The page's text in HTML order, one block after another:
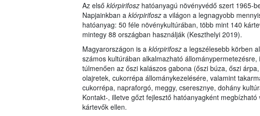
Az első klórpirifoszhatóanyagú növényvédő szert 1965-
Napjainkban a klórpirifosza világon a legnagyobb
hatóanyag: 50 féle növénykultúrában, több mint 140
mintegy 88 országban használják (Keszthelyi 2019).
Magyarországon is a klórpirifosza legszélesebb körben
számos kultúrában alkalmazható
túlmenően az őszi kalászos gabona (őszi búza, őszi
olajretek, cukorrépa állománykezelésére, valamint
cukorrépa, napraforgó, meggy, cseresznye, dohány
Kontakt-, illetve gőzt fejlesztő hatóanyagként
kártevők ellen.